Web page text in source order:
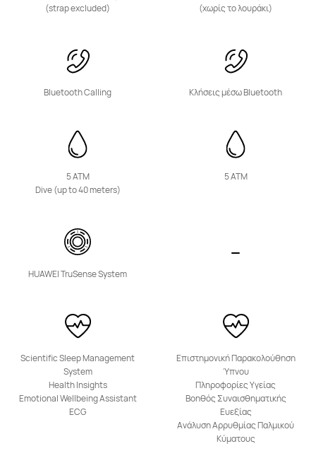
HUAWEI Band 11 Pro
HUAWEI Band 11
Μάθε Περισσότερα
Μάθε Περισσότερα
(strap excluded)
Bluetooth Calling
5 ATM
Dive (up to 40 meters)
HUAWEI TruSense System
Scientific Sleep Management
System
Health Insights
Emotional Wellbeing Assistant
ECG
(χωρίς το λουράκι)
Κλήσεις μέσω Bluetooth
5 ATM
Επιστημονική Παρακολούθηση
Ύπνου
Πληροφορίες Υγείας
Βοηθός Συναισθηματικής
Ευεξίας
Ανάλυση Αρρυθμίας Παλμικού
Κύματους